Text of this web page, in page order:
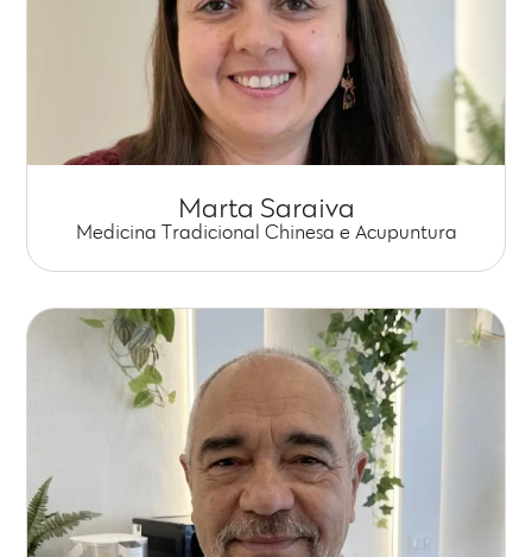
Marta Saraiva
Medicina Tradicional Chinesa e Acupuntura